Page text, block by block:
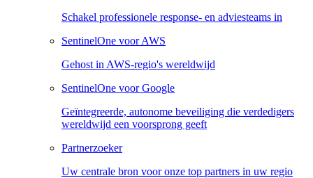
Schakel professionele response- en adviesteams in
SentinelOne voor AWS
Gehost in AWS-regio's wereldwijd
SentinelOne voor Google
Geïntegreerde, autonome beveiliging die verdedigers
wereldwijd een voorsprong geeft
Partnerzoeker
Uw centrale bron voor onze top partners in uw regio